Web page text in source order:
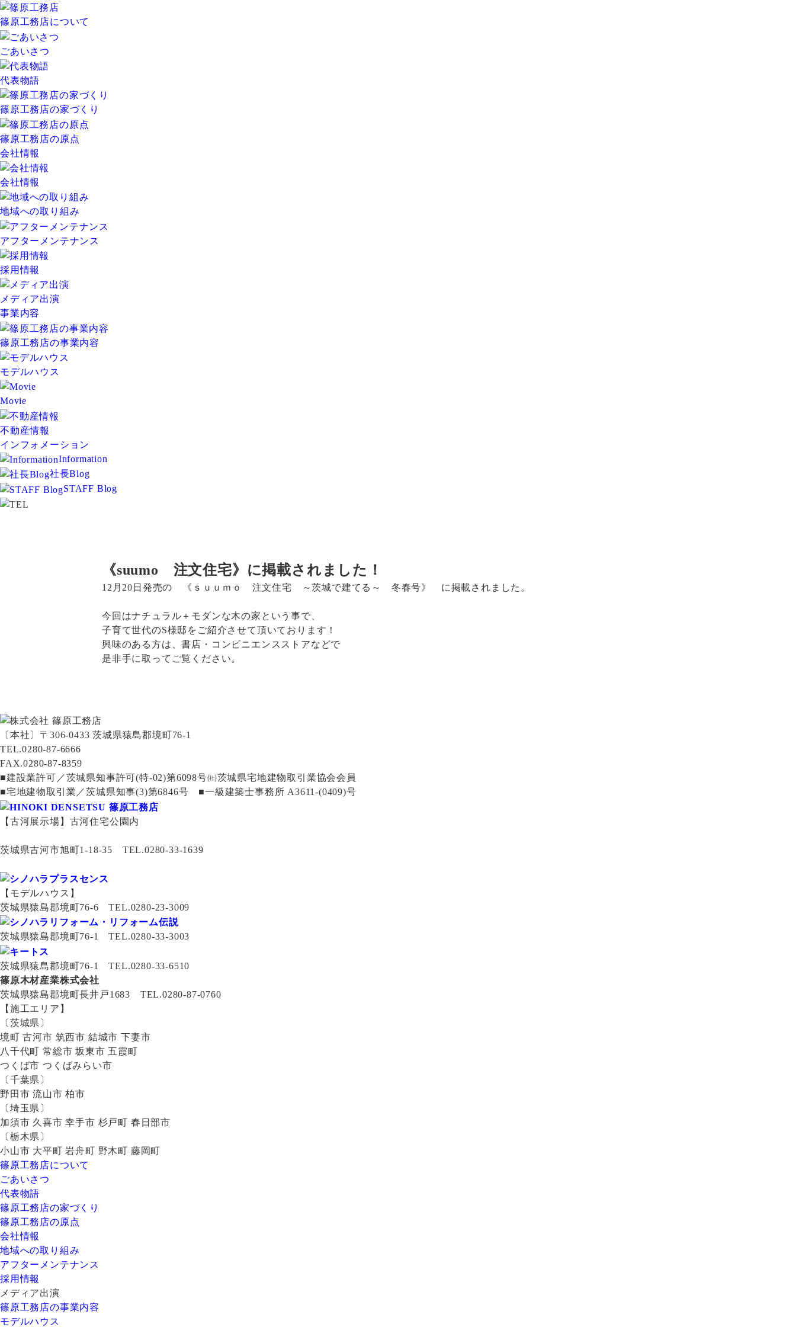
篠原工務店について
ごあいさつ
代表物語
篠原工務店の家づくり
篠原工務店の原点
会社情報
会社情報
地域への取り組み
アフターメンテナンス
採用情報
メディア出演
事業内容
篠原工務店の事業内容
モデルハウス
Movie
不動産情報
インフォメーション
Information
社長Blog
STAFF Blog
《suumo 注文住宅》に掲載されました！
12月20日発売の 《ｓｕｕｍｏ 注文住宅 ～茨城で建てる～ 冬春号》 に掲載されました。
今回はナチュラル＋モダンな木の家という事で、
子育て世代のS様邸をご紹介させて頂いております！
興味のある方は、書店・コンビニエンスストアなどで
是非手に取ってご覧ください。
〔本社〕〒306-0433 茨城県猿島郡境町76-1
TEL.0280-87-6666
FAX.0280-87-8359
■建設業許可／茨城県知事許可(特-02)第6098号㈳茨城県宅地建物取引業協会会員
■宅地建物取引業／茨城県知事(3)第6846号 ■一級建築士事務所 A3611-(0409)号
【古河展示場】古河住宅公園内
茨城県古河市旭町1-18-35 TEL.0280-33-1639
【モデルハウス】
茨城県猿島郡境町76-6 TEL.0280-23-3009
茨城県猿島郡境町76-1 TEL.0280-33-3003
茨城県猿島郡境町76-1 TEL.0280-33-6510
篠原木材産業株式会社
茨城県猿島郡境町長井戸1683 TEL.0280-87-0760
【施工エリア】
〔茨城県〕
境町 古河市 筑西市 結城市 下妻市
八千代町 常総市 坂東市 五霞町
つくば市 つくばみらい市
〔千葉県〕
野田市 流山市 柏市
〔埼玉県〕
加須市 久喜市 幸手市 杉戸町 春日部市
〔栃木県〕
小山市 大平町 岩舟町 野木町 藤岡町
篠原工務店について
ごあいさつ
代表物語
篠原工務店の家づくり
篠原工務店の原点
会社情報
地域への取り組み
アフターメンテナンス
採用情報
メディア出演
篠原工務店の事業内容
モデルハウス